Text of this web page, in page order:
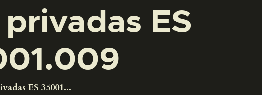
ES
ES 35001...